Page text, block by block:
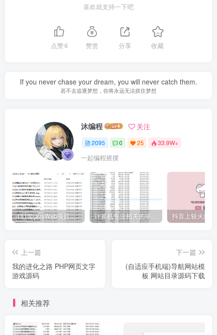
喜欢就支持一下吧
点赞6 赞赏 分享 收藏
If you never chase your dream, you will never catch them.
若不去追逐梦想，你将永远无法抓住梦想
沐编程 关注
2095 0 25 33.9W+
一起编程摇摆
161套javaWeb项目源码免费分享 计算机专业相关的毕业设计论文合集免费下载
上一篇
我的进化之路 PHP网页文字
游戏源码
下一篇
(自适应手机端)导航网站模
板 网站目录源码下载
相关推荐